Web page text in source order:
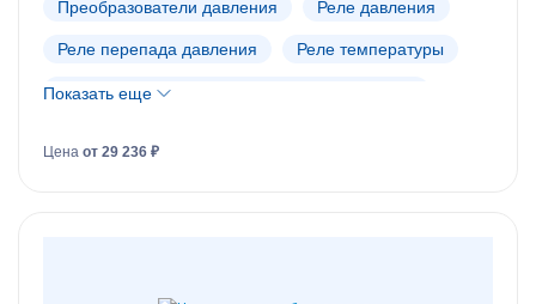
Преобразователи давления Реле давления
Реле перепада давления Реле температуры
Промышленная автоматика Danfoss (АРХИВ)
Показать еще
Цена от 29 236 ₽